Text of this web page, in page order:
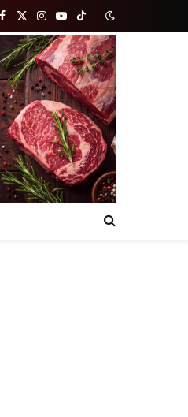
Facebook
X
(Twitter)
Instagram
YouTubeTikTok